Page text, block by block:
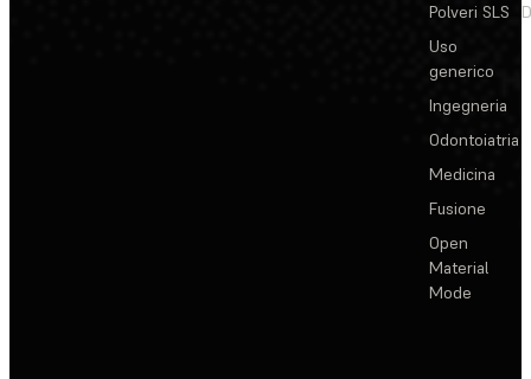
Polveri SLS
Uso
generico
Ingegneria
Odontoiatria
Medicina
Fusione
Open
Material
Mode